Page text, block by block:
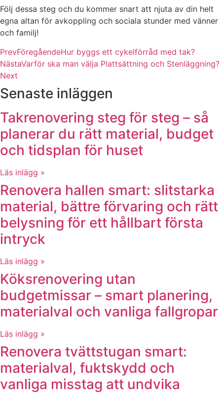
Följ dessa steg och du kommer snart att njuta av din helt
egna altan för avkoppling och sociala stunder med vänner
och familj!
PrevFöregåendeHur byggs ett cykelförråd med tak?
NästaVarför ska man välja Plattsättning och Stenläggning?
Next
Senaste inläggen
Takrenovering steg för steg – så
planerar du rätt material, budget
och tidsplan för huset
Läs inlägg »
Renovera hallen smart: slitstarka
material, bättre förvaring och rätt
belysning för ett hållbart första
intryck
Läs inlägg »
Köksrenovering utan
budgetmissar – smart planering,
materialval och vanliga fallgropar
Läs inlägg »
Renovera tvättstugan smart:
materialval, fuktskydd och
vanliga misstag att undvika